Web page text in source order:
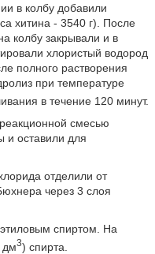
в колбу добавили
хитина - 3540 г). После
колбу закрывали и в
хлористый водород
полного растворения
при температуре
в течение 120 минут.
смесью
и оставили для
отделили от
через 3 слоя
спиртом. На
дм3) спирта.